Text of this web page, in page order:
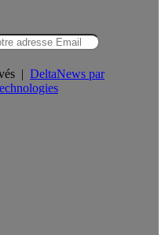
| DeltaNews par